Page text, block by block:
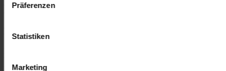
Präferenzen
Statistiken
Marketing
Nachteile und Risiken für First Movers
Risiken und Unsicherheiten
Ungewissheit darüber, wie der Markt auf ein neues Produkt oder